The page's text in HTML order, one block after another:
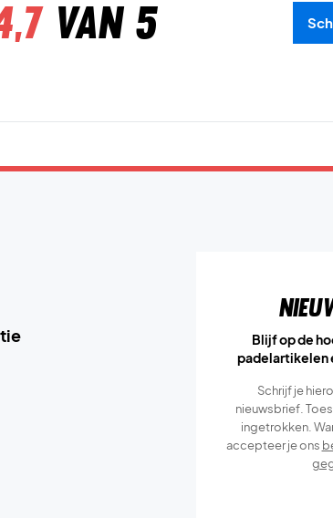
van 5
Blijf op de
padelartikelen
Schrijf je
nieuwsbrief.
ingetrokken.
accepteer je ons